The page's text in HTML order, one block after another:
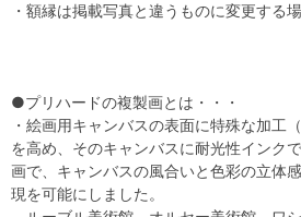
・額縁は掲載写真と違うものに変更する
●プリハードの複製画とは・・・
・絵画用キャンバスの表面に特殊な加工
を高め、そのキャンバスに耐光性インク
画で、キャンバスの風合いと色彩の立体
現を可能にしました。